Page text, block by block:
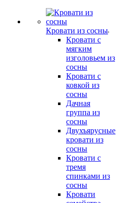
Кровати из сосны
Кровати с
мягким
изголовьем из
сосны
Кровати с
ковкой из
сосны
Дачная
группа из
сосны
Двухъярусные
кровати из
сосны
Кровати с
тремя
спинками из
сосны
Кровати